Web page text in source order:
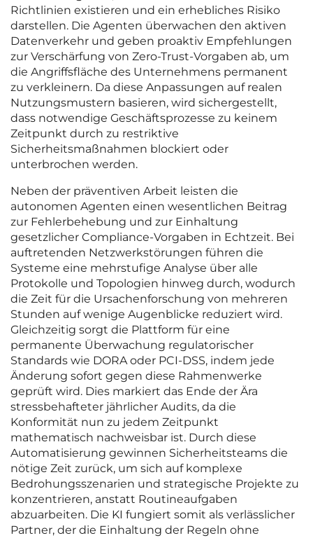
Richtlinien existieren und ein erhebliches Risiko
darstellen. Die Agenten überwachen den aktiven
Datenverkehr und geben proaktiv Empfehlungen
zur Verschärfung von Zero-Trust-Vorgaben ab, um
die Angriffsfläche des Unternehmens permanent
zu verkleinern. Da diese Anpassungen auf realen
Nutzungsmustern basieren, wird sichergestellt,
dass notwendige Geschäftsprozesse zu keinem
Zeitpunkt durch zu restriktive
Sicherheitsmaßnahmen blockiert oder
unterbrochen werden.
Neben der präventiven Arbeit leisten die
autonomen Agenten einen wesentlichen Beitrag
zur Fehlerbehebung und zur Einhaltung
gesetzlicher Compliance-Vorgaben in Echtzeit. Bei
auftretenden Netzwerkstörungen führen die
Systeme eine mehrstufige Analyse über alle
Protokolle und Topologien hinweg durch, wodurch
die Zeit für die Ursachenforschung von mehreren
Stunden auf wenige Augenblicke reduziert wird.
Gleichzeitig sorgt die Plattform für eine
permanente Überwachung regulatorischer
Standards wie DORA oder PCI-DSS, indem jede
Änderung sofort gegen diese Rahmenwerke
geprüft wird. Dies markiert das Ende der Ära
stressbehafteter jährlicher Audits, da die
Konformität nun zu jedem Zeitpunkt
mathematisch nachweisbar ist. Durch diese
Automatisierung gewinnen Sicherheitsteams die
nötige Zeit zurück, um sich auf komplexe
Bedrohungsszenarien und strategische Projekte zu
konzentrieren, anstatt Routineaufgaben
abzuarbeiten. Die KI fungiert somit als verlässlicher
Partner, der die Einhaltung der Regeln ohne